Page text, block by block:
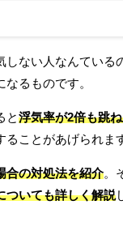
ない人なんてい
るものです。
と浮気率が2倍も跳
ことがあげられま
合の対処法を紹介。
ついても詳しく解説